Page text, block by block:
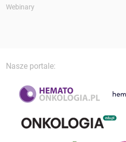
Webinary
Nasze portale: